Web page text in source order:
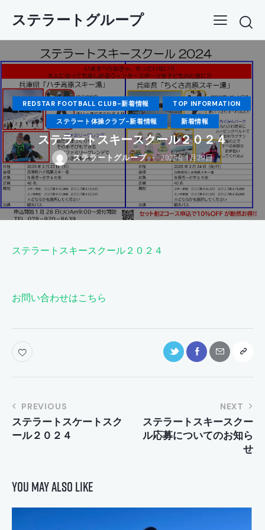
ステラートグループ
REDSTAR FOOTBALL CLUB-新着情報 TOP INFORMATION
ステラート体操クラブ-新着情報 新着情報
ステラートスキースクール２０２４
ステラートグループ 2025年1月29日
ステラートスキースクール２０２４
お問い合わせはこちら
投
稿
ナ
ー
シ
PREVIOUS
ステラートスケートスク
ール２０２４
NEXT
ステラートスキースクー
ル応募についてのお知ら
せ
You May Also Like